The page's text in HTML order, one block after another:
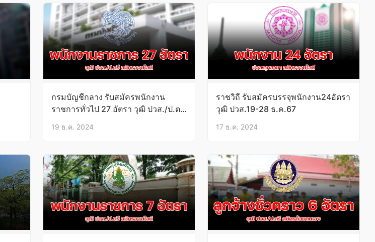
กรมบัญชีกลาง รับสมัครพนักงาน
ราชการทั่วไป 27 อัตรา วุฒิ ปวส./ป.ตรี
19 ธ.ค. 2024
ราชวิถี รับสมัครบรรจุพนักงาน24อัตรา
วุฒิ ปวส.19-28 ธ.ค.67
17 ธ.ค. 2024